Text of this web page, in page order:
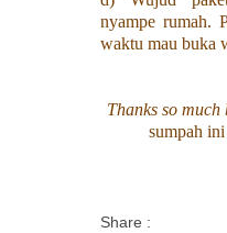
nyampe rumah.
waktu mau buka
Thanks so much
sumpah
Share :